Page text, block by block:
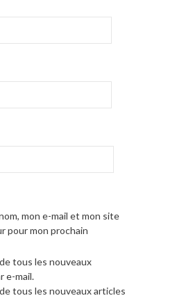
mon e-mail et mon site
pour mon prochain
tous les nouveaux
e-mail.
tous les nouveaux articles